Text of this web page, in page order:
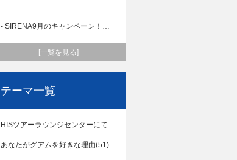
- SIRENA9月のキャンペーン！③「フィッシュアイ ポリネシアンディナーショー」
[一覧を見る]
テーマ一覧
HISツアーラウンジセンターにて(15)
あなたがグアムを好きな理由(51)